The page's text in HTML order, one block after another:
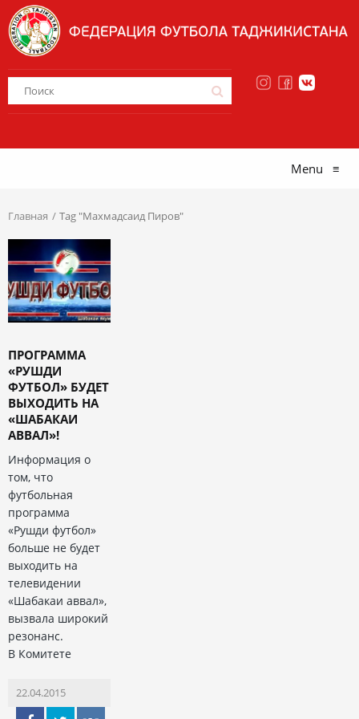
Menu ≡
Главная Tag "Махмадсаид Пиров"
ПРОГРАММА
«РУШДИ
ФУТБОЛ» БУДЕТ
ВЫХОДИТЬ НА
«ШАБАКАИ
АВВАЛ»!
Информация о
том, что
футбольная
программа
«Рушди футбол»
больше не будет
выходить на
телевидении
«Шабакаи аввал»,
вызвала широкий
резонанс.
В Комитете
22.04.2015